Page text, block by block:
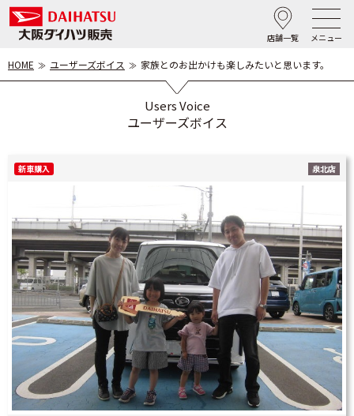
店舗一覧 メニュー
HOME ユーザーズボイス 家族とのお出かけも楽しみたいと思います。
Users Voice
ユーザーズボイス
新車購入 泉北店